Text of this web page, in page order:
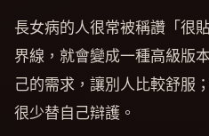
長女病的人很常被稱讚「很
界線，就會變成一種高級版
己的需求，讓別人比較舒服
很少替自己辯護。